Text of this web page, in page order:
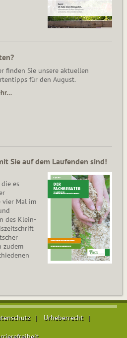
finden Sie unsere aktuellen
für den August.
Sie auf dem Laufenden sind!
es
vier Mal im
des Klein­
zudem
Urheberrecht